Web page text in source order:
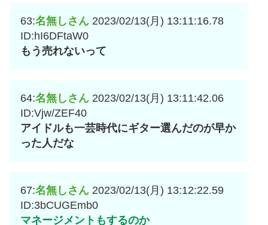
63:名無しさん 2023/02/13(月) 13:11:16.78
ID:hI6DFtaW0
もう売れないって
64:名無しさん 2023/02/13(月) 13:11:42.06
ID:Vjw/ZEF40
アイドルも一芸時代にギター選んだのが早か
った人だな
67:名無しさん 2023/02/13(月) 13:12:22.59
ID:3bCUGEmb0
マネージメントもするのか